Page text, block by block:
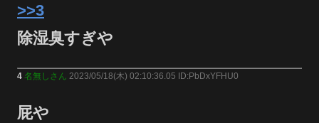
>>3
除湿臭すぎや
4 名無しさん 2023/05/18(木) 02:10:36.05 ID:PbDxYFHU0
屁や